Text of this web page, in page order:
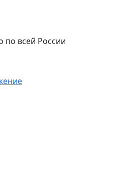
по всей России